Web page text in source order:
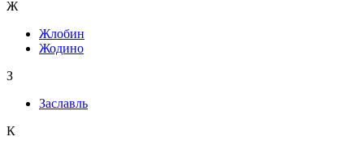
Ж
Жлобин
Жодино
З
Заславль
К